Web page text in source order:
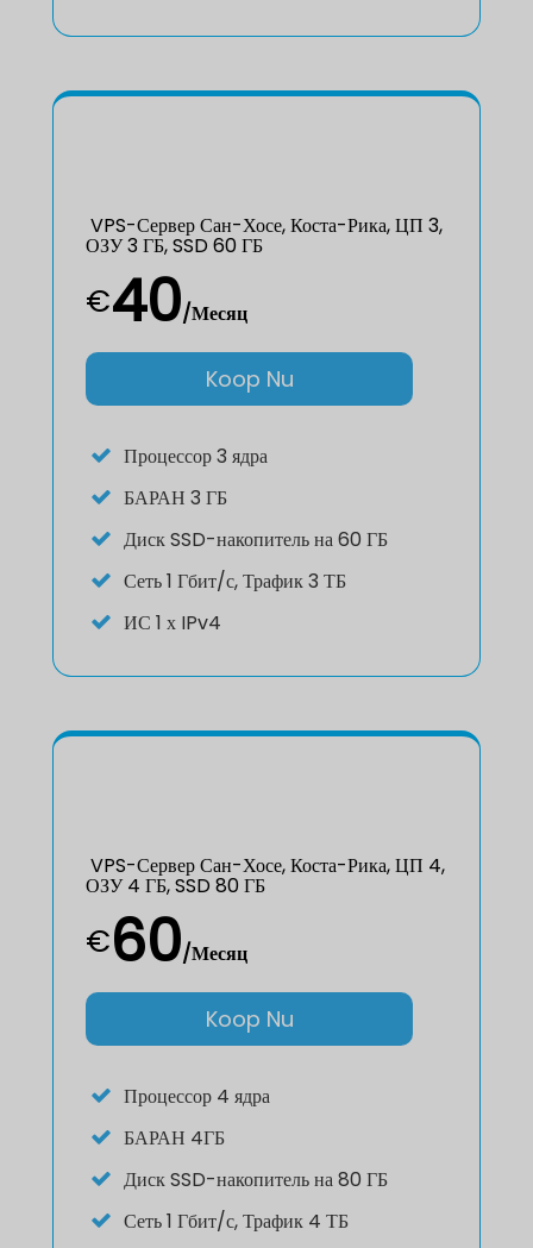
VPS-Сервер Сан-Хосе, Коста-Рика, ЦП 3,
ОЗУ 3 ГБ, SSD 60 ГБ
€40/Месяц
Koop Nu
Процессор3 ядра
БАРАН 3 ГБ
ДискSSD-накопитель на 60 ГБ
Сеть1 Гбит/с, Трафик 3 ТБ
ИС 1 х IPv4
VPS-Сервер Сан-Хосе, Коста-Рика, ЦП 4,
ОЗУ 4 ГБ, SSD 80 ГБ
€60/Месяц
Koop Nu
Процессор 4 ядра
БАРАН 4ГБ
ДискSSD-накопитель на 80 ГБ
Сеть1 Гбит/с, Трафик 4 ТБ